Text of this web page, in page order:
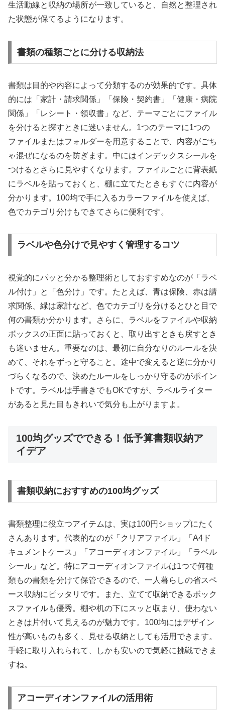
生活動線と収納の場所が一致していると、自然と整理され
た状態が保てるようになります。
書類の種類ごとに分ける収納法
書類は目的や内容によって分類するのが効果的です。具体
的には「家計・請求関係」「保険・契約書」「健康・病院
関係」「レシート・領収書」など、テーマごとにファイル
を分けると探すときに迷いません。1つのテーマに1つの
ファイルまたはフォルダーを用意することで、内容がごち
ゃ混ぜになるのを防ぎます。中にはインデックスシールを
つけるとさらに見やすくなります。ファイルごとに背表紙
にラベルを貼っておくと、棚に立てたときもすぐに内容が
分かります。100均で手に入るカラーファイルを使えば、
色でカテゴリ分けもできてさらに便利です。
ラベルや色分けで見やすく管理するコツ
視覚的にパッと分かる整理術としておすすめなのが「ラベ
ル付け」と「色分け」です。たとえば、青は保険、赤は請
求関係、緑は家計など、色でカテゴリを分けるとひと目で
何の書類か分かります。さらに、ラベルをファイルや収納
ボックスの正面に貼っておくと、取り出すときも戻すとき
も迷いません。重要なのは、最初に自分なりのルールを決
めて、それをずっと守ること。途中で変えると逆に分かり
づらくなるので、決めたルールをしっかり守るのがポイン
トです。ラベルは手書きでもOKですが、ラベルライター
があると見た目もきれいで気分も上がりますよ。
100均グッズでできる！低予算書類収納ア
イデア
書類収納におすすめの100均グッズ
書類整理に役立つアイテムは、実は100円ショップにたく
さんあります。代表的なのが「クリアファイル」「A4ド
キュメントケース」「アコーディオンファイル」「ラベル
シール」など。特にアコーディオンファイルは1つで何種
類もの書類を分けて保管できるので、一人暮らしの省スペ
ース収納にピッタリです。また、立てて収納できるボック
スファイルも優秀。棚や机の下にスッと収まり、使わない
ときは片付いて見えるのが魅力です。100均にはデザイン
性が高いものも多く、見せる収納としても活用できます。
手軽に取り入れられて、しかも安いので気軽に挑戦できま
すね。
アコーディオンファイルの活用術